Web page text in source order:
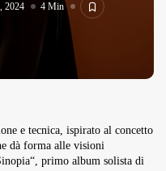
De Fès...
2024 4 Min
e tecnica, ispirato al concetto
dà forma alle visioni
“, primo album solista di